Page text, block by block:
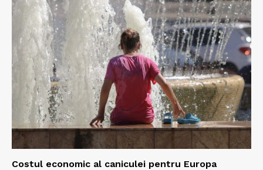
Costul economic al caniculei pentru Europa